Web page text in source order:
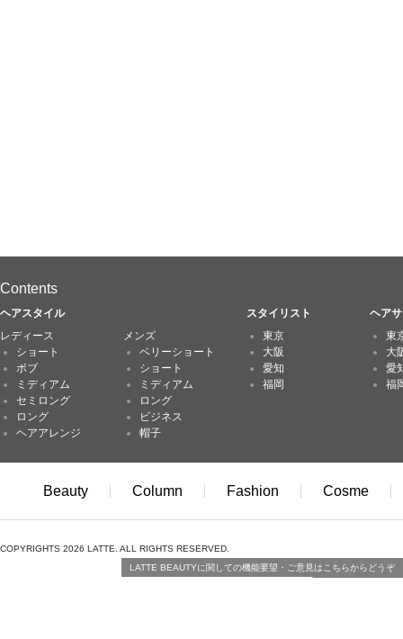
Contents
ヘアスタイル スタイリスト
ヘア
レディース
ショート
ボブ
ミディアム
セミロング
ロング
ヘアアレンジ
メンズ
ベリーショート
ショート
ミディアム
ロング
ビジネス
帽子
東京
大阪
愛知
福岡
東
大
愛
福
Beauty Column Fashion Cosme
COPYRIGHTS 2026 LATTE. ALL RIGHTS RESERVED.
LATTE BEAUTYに関しての機能要望・ご意見はこちらからどうぞ